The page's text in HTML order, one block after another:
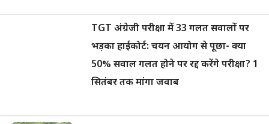
TGT अंग्रेजी परीक्षा में 33 गलत सवालों पर
भड़का हाईकोर्ट: चयन आयोग से पूछा- क्या
50% सवाल गलत होने पर रद्द करेंगे परीक्षा? 1
सितंबर तक मांगा जवाब